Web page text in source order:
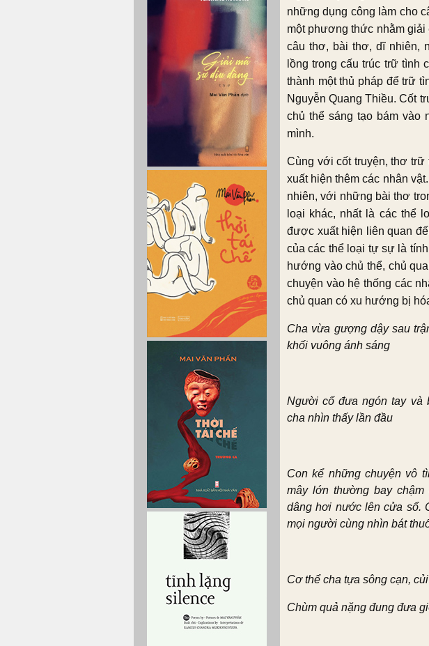
những dụng công làm cho
một phương thức nhằm
câu thơ, bài thơ, dĩ nhiên,
lồng trong cấu trúc trữ tình
thành một thủ pháp để trữ
Nguyễn Quang Thiều. Cốt
chủ thể sáng tạo bám vào
mình.
Cùng với cốt truyện, thơ
xuất hiện thêm các nhân
nhiên, với những bài thơ
loại khác, nhất là các thể
được xuất hiện liên quan
của các thể loại tự sự là
hướng vào chủ thể, chủ
chuyện vào hệ thống các
chủ quan có xu hướng bị
Cha vừa gượng dậy sau
khối vuông ánh sáng
Người cố đưa ngón tay và
cha nhìn thấy lần đầu
Con kể những chuyện vô
mây lớn thường bay
dâng hơi nước lên cửa sổ.
mọi người cùng nhìn bát
Cơ thể cha tựa sông cạn,
Chùm quả nặng đung đưa